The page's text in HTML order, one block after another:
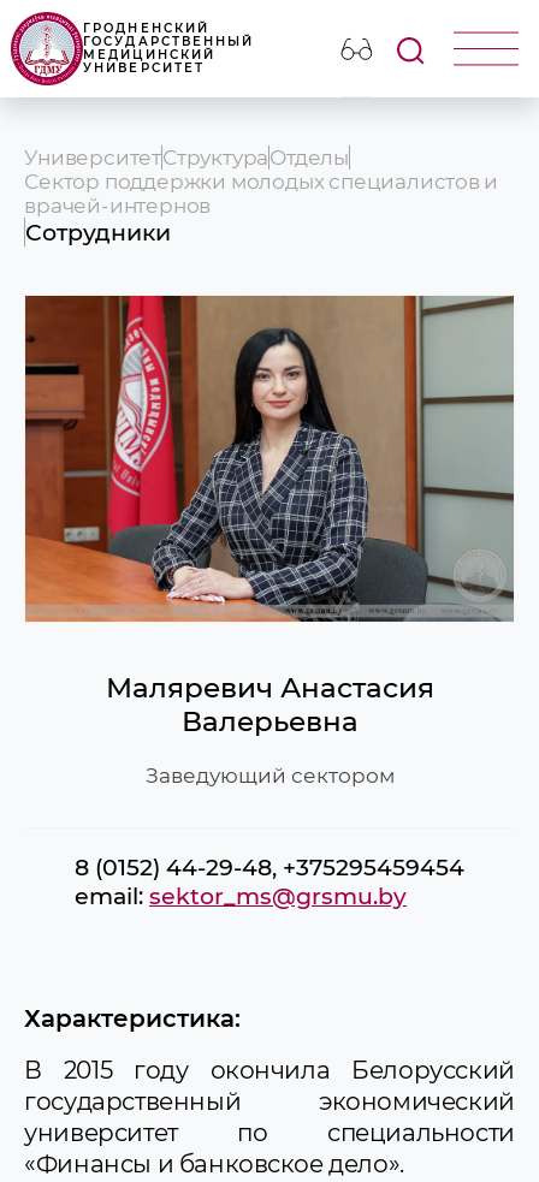
ГРОДНЕНСКИЙ
ГОСУДАРСТВЕННЫЙ
МЕДИЦИНСКИЙ
УНИВЕРСИТЕТ
УниверситетСтруктураОтделы
Сектор поддержки молодых специалистов и
врачей-интернов
Сотрудники
Маляревич Анастасия
Валерьевна
Заведующий сектором
8 (0152) 44-29-48, +375295459454
email: sektor_ms@grsmu.by
Характеристика:
В 2015 году окончила Белорусский
государственный экономический
университет по специальности
«Финансы и банковское дело».